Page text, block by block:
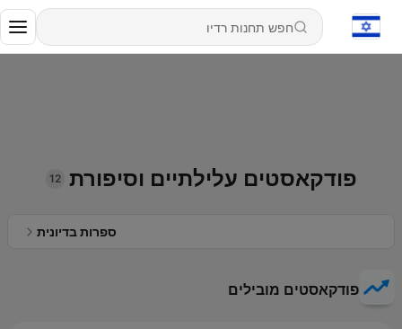
פודקאסטים עלילתיים וסיפורת 12
ספרות בדיונית
פודקאסטים מובילים